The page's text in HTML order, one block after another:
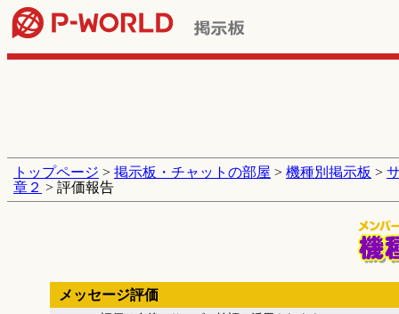
トップページ > 掲示板・チャットの部屋 > 機種別掲示板 >
章２ > 評価報告
メッセージ評価